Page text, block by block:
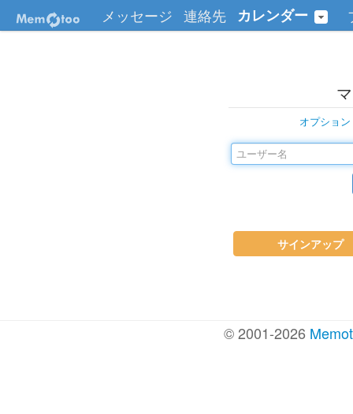
メッセージ 連絡先 カレンダー
オプション
サインアップ
© 2001-2026